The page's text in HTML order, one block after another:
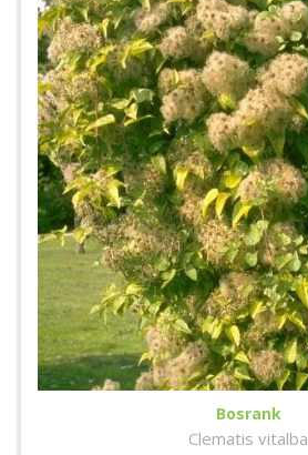
Bosrank
Clematis vitalba